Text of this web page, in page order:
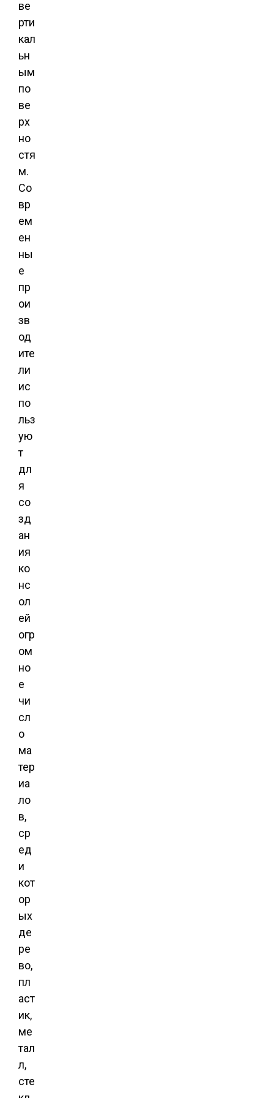
ве
рти
кал
ьн
ым
по
ве
рх
но
стя
м.
Со
вр
ем
ен
ны
е
пр
ои
зв
од
ите
ли
ис
по
льз
ую
т
дл
я
со
зд
ан
ия
ко
нс
ол
ей
огр
ом
но
е
чи
сл
о
ма
тер
иа
ло
в,
ср
ед
и
кот
ор
ых
де
ре
во,
пл
аст
ик,
ме
тал
л,
сте